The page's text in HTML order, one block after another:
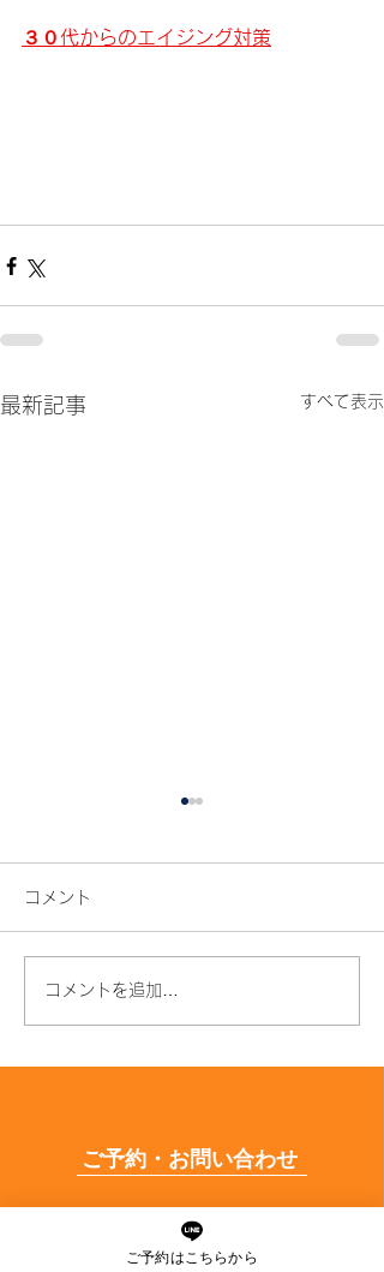
３０代からのエイジング対策
最新記事 すべて表示
年齢とともに髪質が変わ
コメント
コメントを追加…
ご予約・お問い合わせ
ご予約はお電話又はLINEに
て承っております。
ご予約はこちらから